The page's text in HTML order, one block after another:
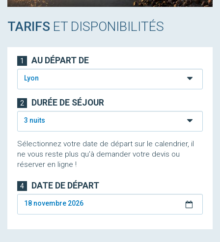
TARIFS ET DISPONIBILITÉS
1 AU DÉPART DE
Lyon
2 DURÉE DE SÉJOUR
3 nuits
Sélectionnez votre date de départ sur le calendrier, il
ne vous reste plus qu'à demander votre devis ou
réserver en ligne !
4 DATE DE DÉPART
18 novembre 2026